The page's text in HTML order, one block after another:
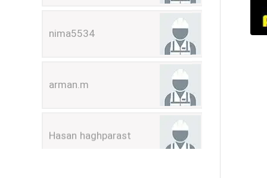
arman.m
Hasan haghparast
shbnm72